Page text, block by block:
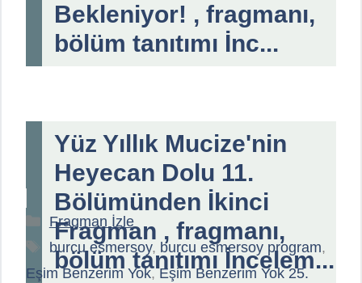
Bekleniyor! , fragmanı,
bölüm tanıtımı İnc...
Yüz Yıllık Mucize'nin
Heyecan Dolu 11.
Bölümünden İkinci
Fragman , fragmanı,
bölüm tanıtımı İncelem...
Kategoriler
Fragman İzle
Etiketler
burcu esmersoy, burcu esmersoy program,
Eşim Benzerim Yok,Eşim Benzerim Yok 25.